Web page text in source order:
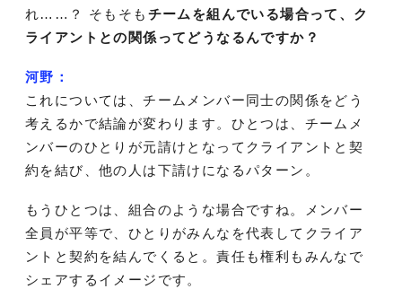
れ……？ そもそも チームを組んでいる場合って、ク
ライアントとの関係ってどうなるんですか？
河野：
これについては、チームメンバー同士の関係をどう
考えるかで結論が変わります。ひとつは、チームメ
ンバーのひとりが元請けとなってクライアントと契
約を結び、他の人は下請けになるパターン。
もうひとつは、組合のような場合ですね。メンバー
全員が平等で、ひとりがみんなを代表してクライア
ントと契約を結んでくると。責任も権利もみんなで
シェアするイメージです。